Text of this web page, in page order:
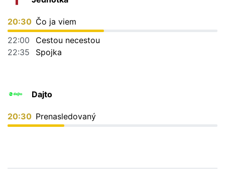
20:30 Čo ja viem
22:00
Cestou necestou
22:35
Spojka
Dajto
20:30 Prenasledovaný